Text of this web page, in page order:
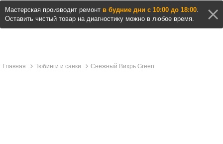
Мастерская производит ремонт в будние дни с 10:00 до 18:00.
Оставить чистый товар на диагностику можно в любое время.
Главная Тюбинги и санки Снежный Вихрь Green